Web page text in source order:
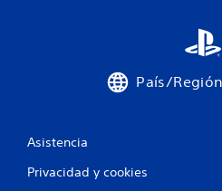
País/
Asistencia
Privacidad y cookies